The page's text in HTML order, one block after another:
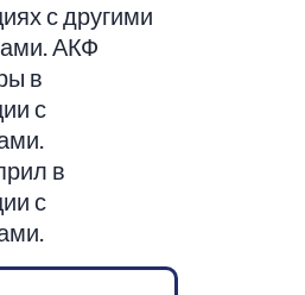
с другими
АКФ
в
с
в
с